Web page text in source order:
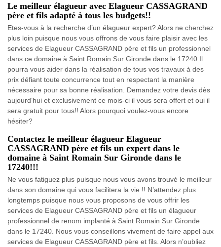
Le meilleur élagueur avec Elagueur CASSAGRAND
père et fils adapté à tous les budgets!!
Etes-vous à la recherche d’un élagueur expert? Alors ne cherchez
plus loin puisque nous vous offrons de vous faire plaisir avec les
services de Elagueur CASSAGRAND père et fils un professionnel
dans ce domaine à Saint Romain Sur Gironde dans le 17240 Il
pourra vous aider dans la réalisation de tous vos travaux à des
prix défiant toute concurrence tout en respectant la manière
nécessaire pour sa bonne réalisation. Demandez votre devis dès
aujourd’hui et exclusivement ce mois-ci il vous sera offert et oui il
sera gratuit pour tous!! Alors pourquoi voulez-vous encore
hésiter?
Contactez le meilleur élagueur Elagueur
CASSAGRAND père et fils un expert dans le
domaine à Saint Romain Sur Gironde dans le
17240!!!
Ne vous fatiguez plus puisque nous vous avons trouvé le meilleur
dans son domaine qui vous facilitera la vie !! N’attendez plus
longtemps puisque nous vous proposons de vous offrir les
services de Elagueur CASSAGRAND père et fils un élagueur
professionnel de renom implanté à Saint Romain Sur Gironde
dans le 17240. Nous vous conseillons vivement de faire appel aux
services de Elagueur CASSAGRAND père et fils. Alors n’oubliez